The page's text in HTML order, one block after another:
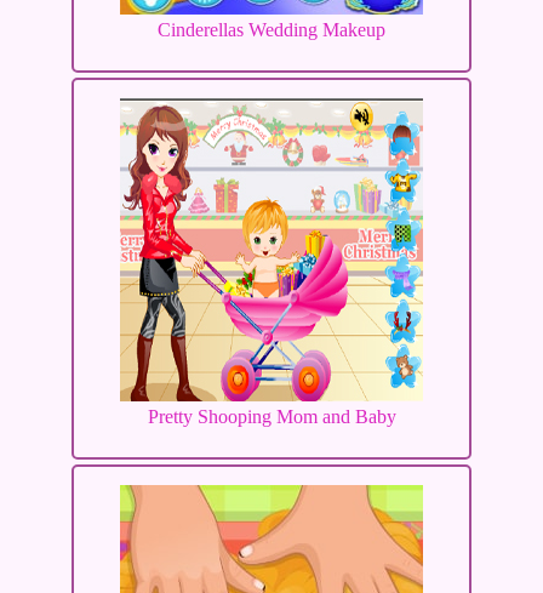
Cinderellas Wedding Makeup
Pretty Shooping Mom and Baby